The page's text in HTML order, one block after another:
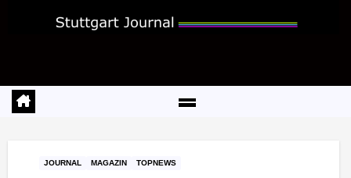
JOURNAL MAGAZIN TOPNEWS